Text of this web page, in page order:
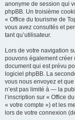
anonyme de session qui
phpBB. Un troisième
« Office du tourisme de
vous avez consultés et
tant qu’utilisateur.
Lors de votre navigation
pouvons également créer
document qui est prévu
logiciel phpBB. La
vous nous envoyez et
n’est pas limité à — la
l’inscription sur « Office
« votre compte ») et les
lors de votre connexion